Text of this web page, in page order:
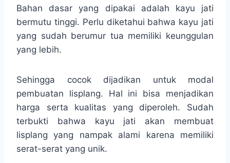
Bahan dasar yang dipakai adalah kayu jati
bermutu tinggi. Perlu diketahui bahwa kayu jati
yang sudah berumur tua memiliki keunggulan
yang lebih.
Sehingga cocok dijadikan untuk modal
pembuatan lisplang. Hal ini bisa menjadikan
harga serta kualitas yang diperoleh. Sudah
terbukti bahwa kayu jati akan membuat
lisplang yang nampak alami karena memiliki
serat-serat yang unik.